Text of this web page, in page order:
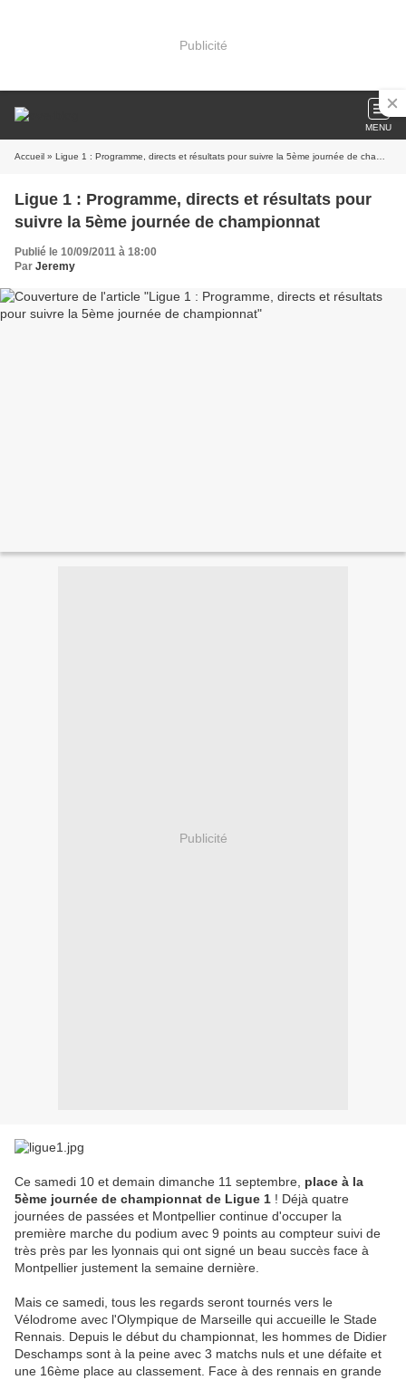
Publicité
MENU
Accueil » Ligue 1 : Programme, directs et résultats pour suivre la 5ème journée de championnat
Ligue 1 : Programme, directs et résultats pour
suivre la 5ème journée de championnat
Publié le 10/09/2011 à 18:00
Par Jeremy
Publicité
Ce samedi 10 et demain dimanche 11 septembre, place à la
5ème journée de championnat de Ligue 1 ! Déjà quatre
journées de passées et Montpellier continue d'occuper la
première marche du podium avec 9 points au compteur suivi de
très près par les lyonnais qui ont signé un beau succès face à
Montpellier justement la semaine dernière.
Mais ce samedi, tous les regards seront tournés vers le
Vélodrome avec l'Olympique de Marseille qui accueille le Stade
Rennais. Depuis le début du championnat, les hommes de Didier
Deschamps sont à la peine avec 3 matchs nuls et une défaite et
une 16ème place au classement. Face à des rennais en grande